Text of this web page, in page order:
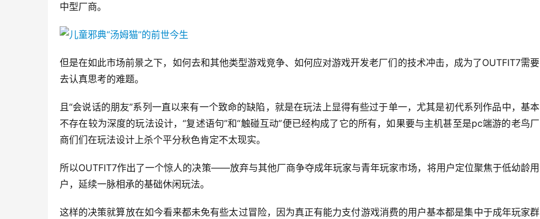
中型厂商。
但是在如此市场前景之下，如何去和其他类型游戏竞争、如何应对游戏开发老厂们的技术冲击，成为了OUTFIT7需要
去认真思考的难题。
且“会说话的朋友”系列一直以来有一个致命的缺陷，就是在玩法上显得有些过于单一，尤其是初代系列作品中，基本
不存在较为深度的玩法设计，“复述语句”和“触碰互动”便已经构成了它的所有，如果要与主机甚至是pc端游的老鸟厂
商们们在玩法设计上杀个平分秋色肯定不太现实。
所以OUTFIT7作出了一个惊人的决策——放弃与其他厂商争夺成年玩家与青年玩家市场，将用户定位聚焦于低幼龄用
户，延续一脉相承的基础休闲玩法。
这样的决策就算放在如今看来都未免有些太过冒险，因为真正有能力支付游戏消费的用户基本都是集中于成年玩家群